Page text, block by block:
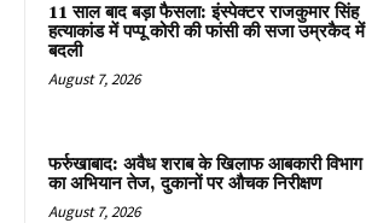
11 साल बाद बड़ा फैसला: इंस्पेक्टर राजकुमार सिंह
हत्याकांड में पप्पू कोरी की फांसी की सजा उम्रकैद में
बदली
August 7, 2026
फर्रुखाबाद: अवैध शराब के खिलाफ आबकारी विभाग
का अभियान तेज, दुकानों पर औचक निरीक्षण
August 7, 2026